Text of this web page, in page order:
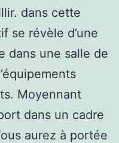
dans cette
se révèle d’une
dans une salle de
Moyennant
dans un cadre
aurez à portée